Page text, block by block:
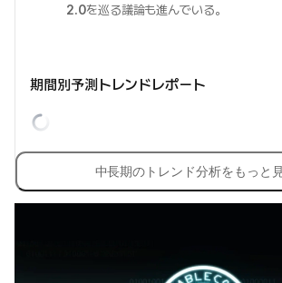
2.0を巡る議論も進んでいる。
期間別予測トレンドレポート
中長期のトレンド分析をもっと